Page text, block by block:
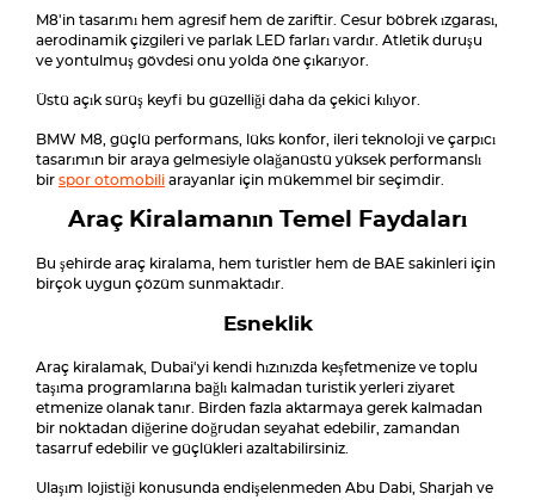
M8'in tasarımı hem agresif hem de zariftir. Cesur böbrek ızgarası,
aerodinamik çizgileri ve parlak LED farları vardır. Atletik duruşu
ve yontulmuş gövdesi onu yolda öne çıkarıyor.
Üstü açık sürüş keyfi bu güzelliği daha da çekici kılıyor.
BMW M8, güçlü performans, lüks konfor, ileri teknoloji ve çarpıcı
tasarımın bir araya gelmesiyle olağanüstü yüksek performanslı
bir spor otomobili arayanlar için mükemmel bir seçimdir.
Araç Kiralamanın Temel Faydaları
Bu şehirde araç kiralama, hem turistler hem de BAE sakinleri için
birçok uygun çözüm sunmaktadır.
Esneklik
Araç kiralamak, Dubai'yi kendi hızınızda keşfetmenize ve toplu
taşıma programlarına bağlı kalmadan turistik yerleri ziyaret
etmenize olanak tanır. Birden fazla aktarmaya gerek kalmadan
bir noktadan diğerine doğrudan seyahat edebilir, zamandan
tasarruf edebilir ve güçlükleri azaltabilirsiniz.
Ulaşım lojistiği konusunda endişelenmeden Abu Dabi, Sharjah ve